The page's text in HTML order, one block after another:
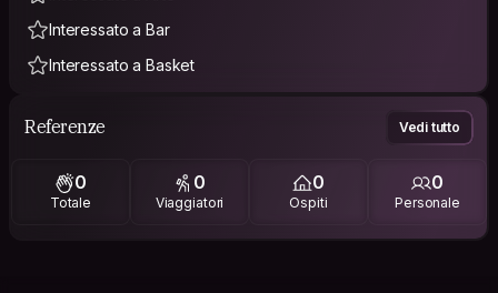
Interessato a Bar
Interessato a Basket
Referenze Vedi tutto
0
Totale
0
Viaggiatori
0
Ospiti
0
Personale